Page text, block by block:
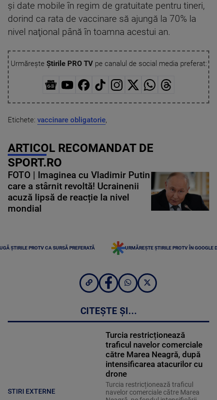
şi date mobile în regim de gratuitate pentru tineri,
dorind ca rata de vaccinare să ajungă la 70% la
nivel naţional până în toamna acestui an.
Urmărește Știrile PRO TVpe canalul de social media preferat:
Etichete: vaccinare obligatorie,
ARTICOL RECOMANDAT DE
SPORT.RO
FOTO | Imaginea cu Vladimir Putin
care a stârnit revoltă! Ucrainenii
acuză lipsă de reacție la nivel
mondial
ȘTIRILE PROTV CA SURSĂ PREFERATĂ URMĂREȘTE ȘTIRILE PROTV ÎN GOOGLE
CITEȘTE ȘI...
STIRI EXTERNE
Turcia restricționează
traficul navelor comerciale
către Marea Neagră, după
intensificarea atacurilor cu
drone
Turcia restricționează traficul
navelor comerciale către Marea